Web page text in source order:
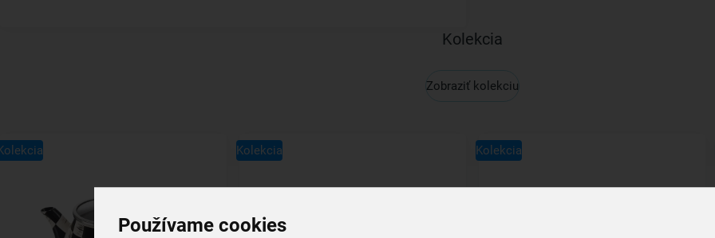
Používame cookies
Kolekcia
Zobraziť kolekciu
Kolekcia Kolekcia